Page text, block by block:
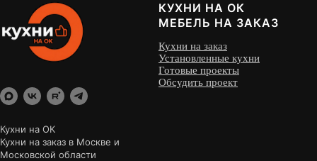
Кухни на ОК
Кухни на заказ в Москве и
Московской области
КУХНИ НА ОК
МЕБЕЛЬ НА ЗАКАЗ
Кухни на заказ
Установленные кухни
Готовые проекты
Обсудить проект